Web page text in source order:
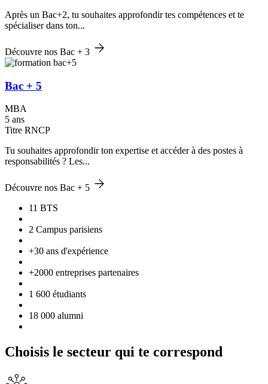
Après un Bac+2, tu souhaites approfondir tes compétences et te
spécialiser dans ton...
Découvre nos Bac + 3
Bac + 5
MBA
5 ans
Titre RNCP
Tu souhaites approfondir ton expertise et accéder à des postes à
responsabilités ? Les...
Découvre nos Bac + 5
11 BTS
2 Campus parisiens
+30 ans d'expérience
+2000 entreprises partenaires
1 600 étudiants
18 000 alumni
Choisis le secteur qui te correspond